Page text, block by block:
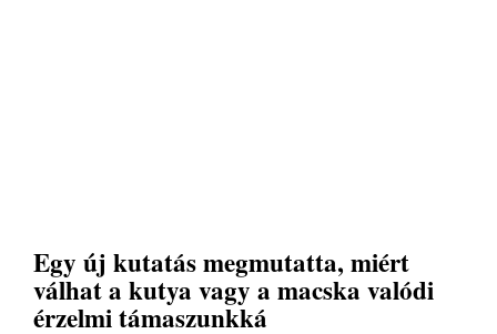
Egy új kutatás megmutatta, miért
válhat a kutya vagy a macska valódi
érzelmi támaszunkká